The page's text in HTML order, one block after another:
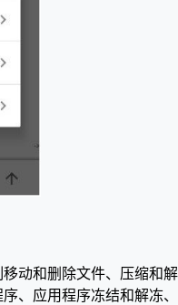
动和删除文件、压缩和
、应用程序冻结和解冻